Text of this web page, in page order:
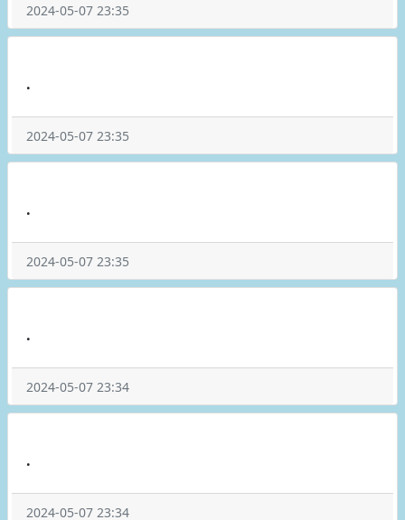
2024-05-07 23:35
.
2024-05-07 23:35
.
2024-05-07 23:35
.
2024-05-07 23:34
.
2024-05-07 23:34